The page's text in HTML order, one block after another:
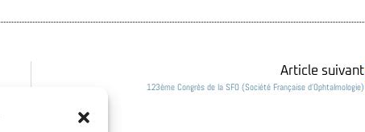
Article suivant
123ème Congrès de la SFO (Société Française d’Ophtalmologie)